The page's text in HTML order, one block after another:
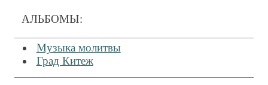
АЛЬБОМЫ:
Музыка молитвы
Град Китеж